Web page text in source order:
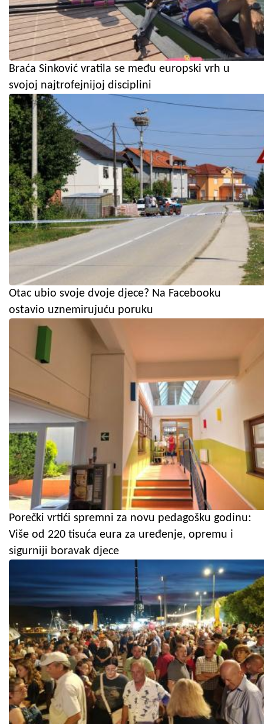
Braća Sinković vratila se među europski vrh u
svojoj najtrofejnijoj disciplini
Otac ubio svoje dvoje djece? Na Facebooku
ostavio uznemirujuću poruku
Porečki vrtići spremni za novu pedagošku godinu:
Više od 220 tisuća eura za uređenje, opremu i
sigurniji boravak djece